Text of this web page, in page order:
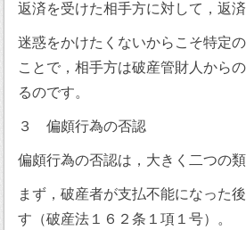
返済を受けた相手方に対して，返
迷惑をかけたくないからこそ特定
ことで，相手方は破産管財人から
るのです。
３ 偏頗行為の否認
偏頗行為の否認は，大きく二つの類
まず，破産者が支払不能になった
す（破産法１６２条１項１号）。